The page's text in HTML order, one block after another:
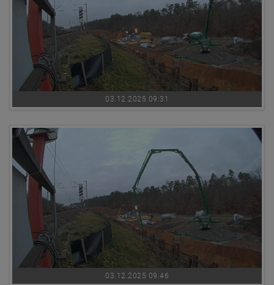
03.12.2025 09:31
03.12.2025 09:46